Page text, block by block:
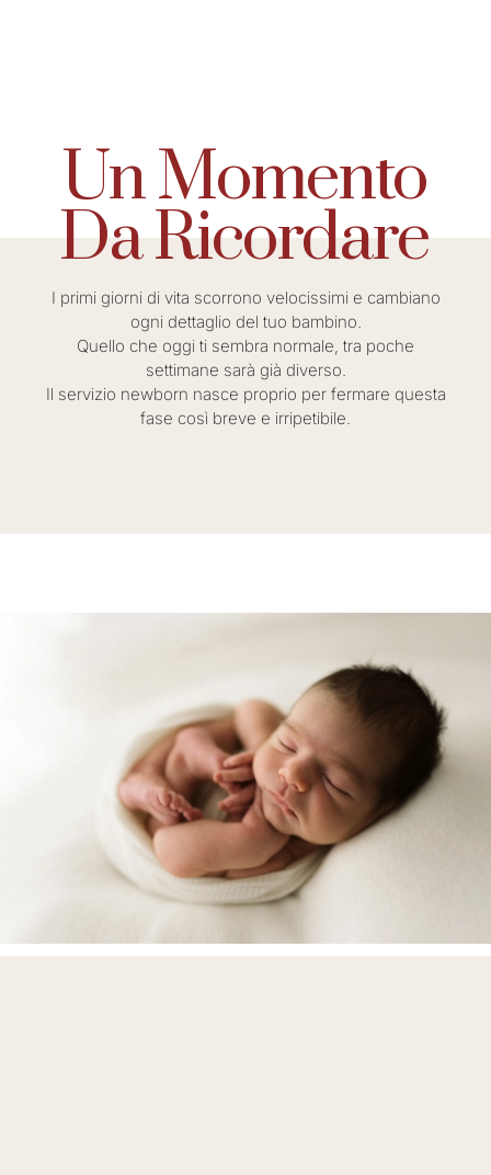
Un Momento
Da Ricordare
I primi giorni di vita scorrono velocissimi e cambiano
ogni dettaglio del tuo bambino.
Quello che oggi ti sembra normale, tra poche
settimane sarà già diverso.
Il servizio newborn nasce proprio per fermare questa
fase così breve e irripetibile.